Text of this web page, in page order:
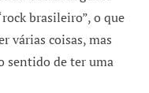
brasileiro”, o que
várias coisas, mas
sentido de ter uma